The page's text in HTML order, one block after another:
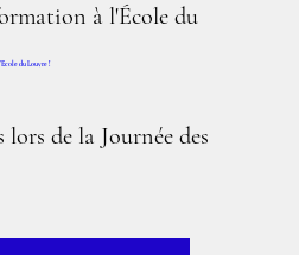
à l'École du
lors de la Journée des